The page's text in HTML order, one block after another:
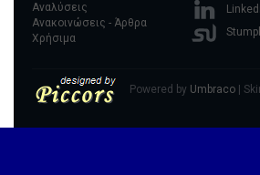
Αναλύσεις
Ανακοινώσεις - Άρθρα
Χρήσιμα
Powered by Umbraco |